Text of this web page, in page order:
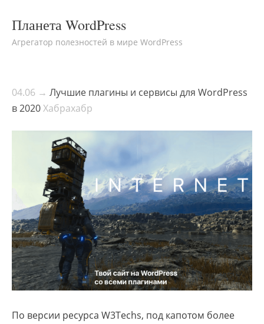
Планета WordPress
Агрегатор полезностей в мире WordPress
04.06 → Лучшие плагины и сервисы для WordPress
в 2020Хабрахабр
По версии ресурса W3Techs, под капотом более